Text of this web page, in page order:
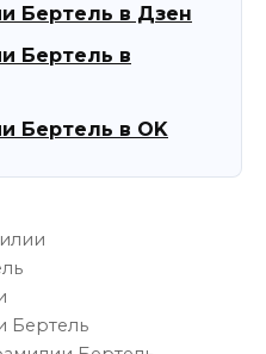
Бертель в Дзен
Бертель в
Бертель в OK
Бертель